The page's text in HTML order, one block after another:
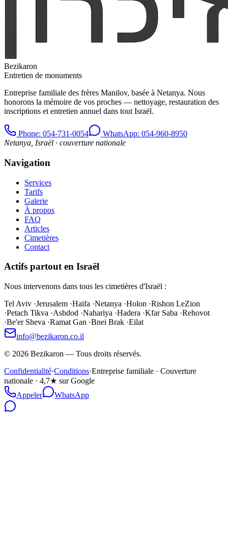
Bezikaron
Entretien de monuments
Entreprise familiale des frères Manilov, basée à Netanya. Nous
honorons la mémoire de vos proches — nettoyage, restauration des
inscriptions et entretien annuel dans tout Israël.
Phone: 054-731-0054
WhatsApp: 054-960-8950
Netanya, Israël · couverture nationale
Navigation
Services
Tarifs
Galerie
À propos
FAQ
Articles
Cimetières
Contact
Actifs partout en Israël
Nous intervenons dans tous les cimetières d'Israël :
Tel Aviv ·Jerusalem ·Haifa ·Netanya ·Holon ·Rishon LeZion
·Petach Tikva ·Ashdod ·Nahariya ·Hadera ·Kfar Saba ·Rehovot
·Be'er Sheva ·Ramat Gan ·Bnei Brak ·Eilat
info@bezikaron.co.il
© 2026 Bezikaron — Tous droits réservés.
Confidentialité·Conditions·Entreprise familiale · Couverture
nationale · 4,7★ sur Google
Appeler
WhatsApp